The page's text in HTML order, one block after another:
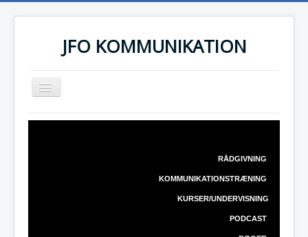
JFO KOMMUNIKATION
Toggle
Navigation
FORSIDE
RÅDGIVNING
KOMMUNIKATIONSTRÆNING
KURSER/UNDERVISNING
PODCAST